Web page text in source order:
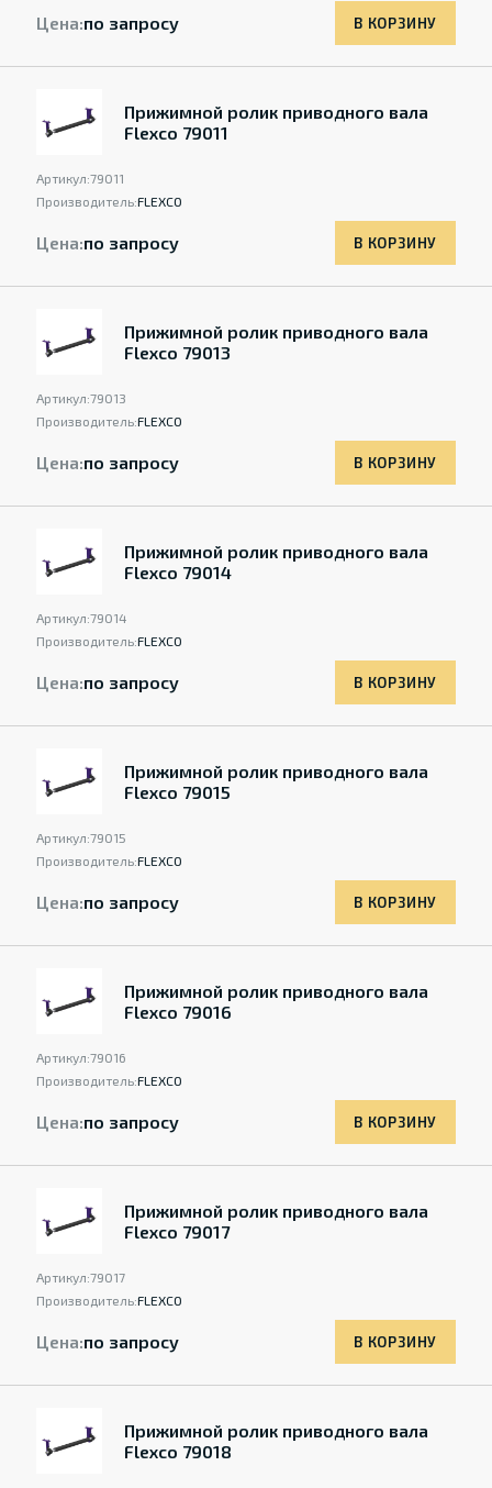
Цена:по запросу В КОРЗИНУ
Прижимной ролик приводного вала
Flexco 79011
Артикул:79011
Производитель:FLEXCO
Цена:по запросу В КОРЗИНУ
Прижимной ролик приводного вала
Flexco 79013
Артикул:79013
Производитель:FLEXCO
Цена:по запросу В КОРЗИНУ
Прижимной ролик приводного вала
Flexco 79014
Артикул:79014
Производитель:FLEXCO
Цена:по запросу В КОРЗИНУ
Прижимной ролик приводного вала
Flexco 79015
Артикул:79015
Производитель:FLEXCO
Цена:по запросу В КОРЗИНУ
Прижимной ролик приводного вала
Flexco 79016
Артикул:79016
Производитель:FLEXCO
Цена:по запросу В КОРЗИНУ
Прижимной ролик приводного вала
Flexco 79017
Артикул:79017
Производитель:FLEXCO
Цена:по запросу В КОРЗИНУ
Прижимной ролик приводного вала
Flexco 79018